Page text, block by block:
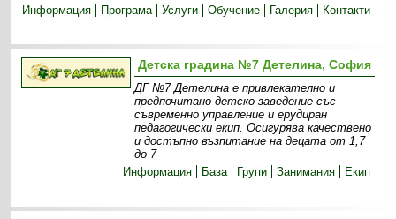
Информация
Програма Услуги Обучение Галерия Контакти
Детска градина №7 Детелина, София
ДГ №7 Детелина е привлекателно и
предпочитано детско заведение със
съвременно управление и ерудиран
педагогически екип. Осигурява качествено
и достъпно възпитание на децата от 1,7
до 7-
Информация
База Групи Занимания Екип